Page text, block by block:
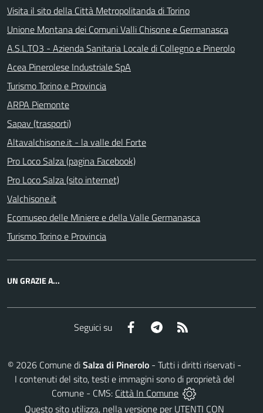
Visita il sito della Città Metropolitanda di Torino
Unione Montana dei Comuni Valli Chisone e Germanasca
A.S.L.TO3 - Azienda Sanitaria Locale di Collegno e Pinerolo
Acea Pinerolese Industriale SpA
Turismo Torino e Provincia
ARPA Piemonte
Sapav (trasporti)
Altavalchisone.it - la valle del Forte
Pro Loco Salza (pagina Facebook)
Pro Loco Salza (sito internet)
Valchisone.it
Ecomuseo delle Miniere e della Valle Germanasca
Turismo Torino e Provincia
UN GRAZIE A...
Seguici su Facebook Telegram
© 2026 Comune diSalza di Pinerolo - Tutti i diritti riservati -
I contenuti del sito, testi e immagini sono di proprietà del
Comune - CMS: Città In Comune
Questo sito utilizza, nella versione per UTENTI CON